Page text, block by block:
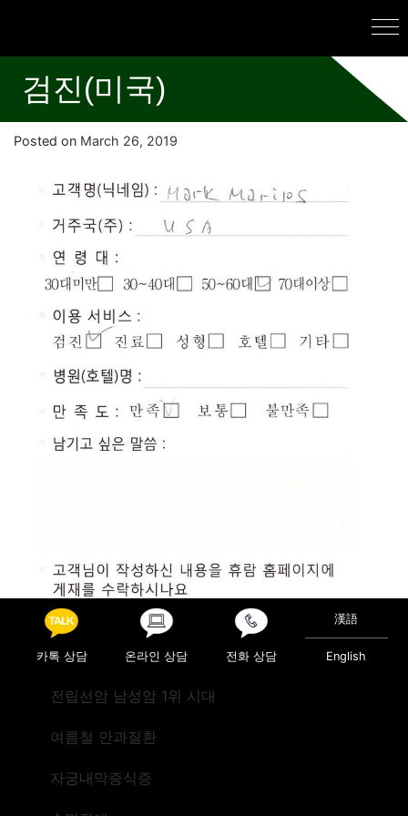
검진(미국)
Posted on March 26, 2019
카톡 상담 온라인 상담 전화 상담
漢語
English
전립선암 남성암 1위 시대
여름철 안과질환
자궁내막증식증